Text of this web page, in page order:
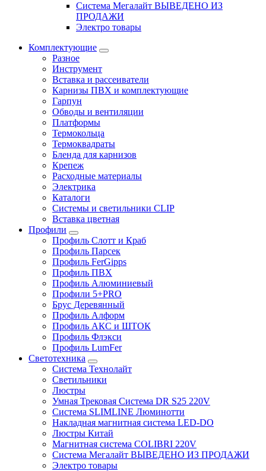
Система Мегалайт ВЫВЕДЕНО ИЗ
ПРОДАЖИ
Электро товары
Комплектующие
Разное
Инструмент
Вставка и рассеиватели
Карнизы ПВХ и комплектующие
Гарпун
Обводы и вентиляции
Платформы
Термокольца
Термоквадраты
Бленда для карнизов
Крепеж
Расходные материалы
Электрика
Каталоги
Системы и светильники CLIP
Вставка цветная
Профили
Профиль Слотт и Краб
Профиль Парсек
Профиль FerGipps
Профиль ПВХ
Профиль Алюминиевый
Профили 5+PRO
Брус Деревянный
Профиль Алформ
Профиль АКС и ШТОК
Профиль Флэкси
Профиль LumFer
Светотехника
Система Технолайт
Светильники
Люстры
Умная Трековая Система DR S25 220V
Система SLIMLINE Люминотти
Накладная магнитная система LED-DO
Люстры Китай
Магнитная система COLIBRI 220V
Система Мегалайт ВЫВЕДЕНО ИЗ ПРОДАЖИ
Электро товары